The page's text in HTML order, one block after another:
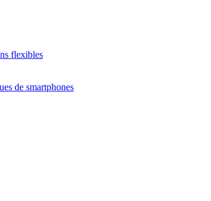
flexibles
de smartphones